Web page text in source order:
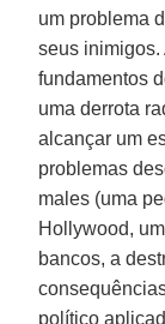
um problema
seus inimigos.
fundamentos
uma derrota
alcançar um
problemas
males (uma
Hollywood,
bancos, a
político